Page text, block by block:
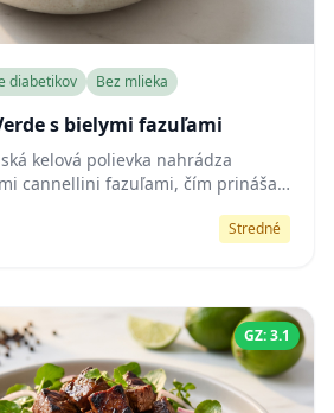
diabetikov Bez mlieka
s bielymi fazuľami
kelová polievka nahrádza
cannellini fazuľami, čím prináša
stabilnú hladinu cukru v krvi.
Stredné
GZ: 3.1